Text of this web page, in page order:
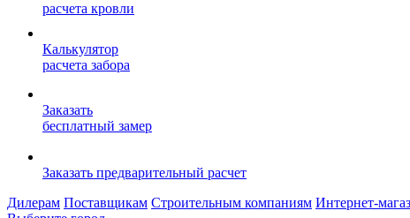
расчета кровли
Калькулятор
расчета забора
Заказать
бесплатный замер
Заказать предварительный расчет
Дилерам Поставщикам Строительным компаниям Интернет-